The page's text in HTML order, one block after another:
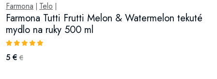
Farmona Telo
Farmona Tutti Frutti Melon & Watermelon tekuté
mydlo na ruky 500 ml
5 € €